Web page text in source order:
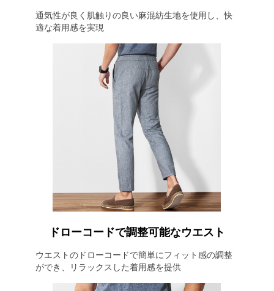
通気性が良く肌触りの良い麻混紡生地を使用し、快
適な着用感を実現
ドローコードで調整可能なウエスト
ウエストのドローコードで簡単にフィット感の調整
ができ、リラックスした着用感を提供